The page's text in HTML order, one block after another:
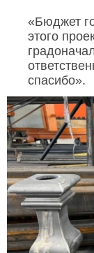
«Бюджет
этого
спасибо».